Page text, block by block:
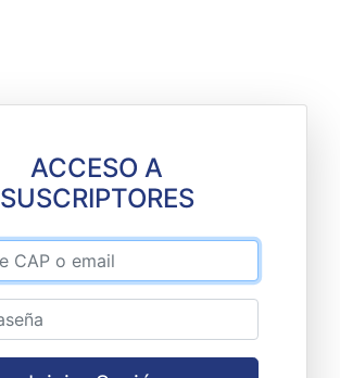
ACCESO A
SUSCRIPTORES